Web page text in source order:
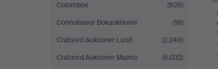
Colombos
(926)
Connoisseur Bokauktioner
(18)
Crafoord Auktioner Lund
(2.246)
Crafoord Auktioner Malmö
(5.032)